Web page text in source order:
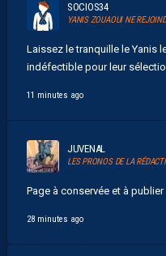
SOCIOS34
YANIS ZOUAOUI NE
Laissez le tranquille le Yanis
indéfectible pour leur
11 minutes ago
JUVENAL
LES PRONOS DE LA
Page à conservée et à
28 minutes ago